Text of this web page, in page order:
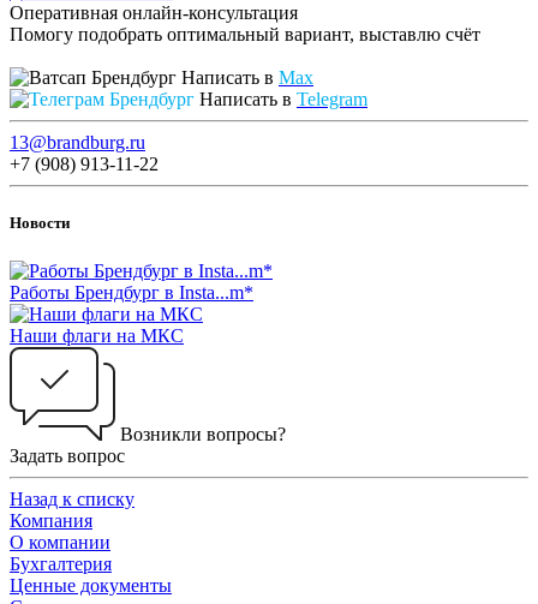
Оперативная онлайн-консультация
Помогу подобрать оптимальный вариант, выставлю счёт
Написать в Max
Написать в Telegram
13@brandburg.ru
+7 (908) 913-11-22
Новости
Работы Брендбург в Insta...m*
Наши флаги на МКС
Возникли вопросы?
Задать вопрос
Назад к списку
Компания
О компании
Бухгалтерия
Ценные документы